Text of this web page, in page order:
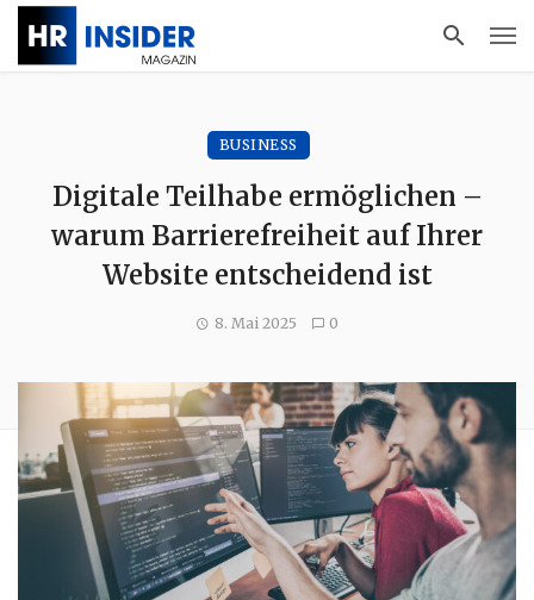
BUSINESS
Digitale Teilhabe ermöglichen –
warum Barrierefreiheit auf Ihrer
Website entscheidend ist
8. Mai 2025 0